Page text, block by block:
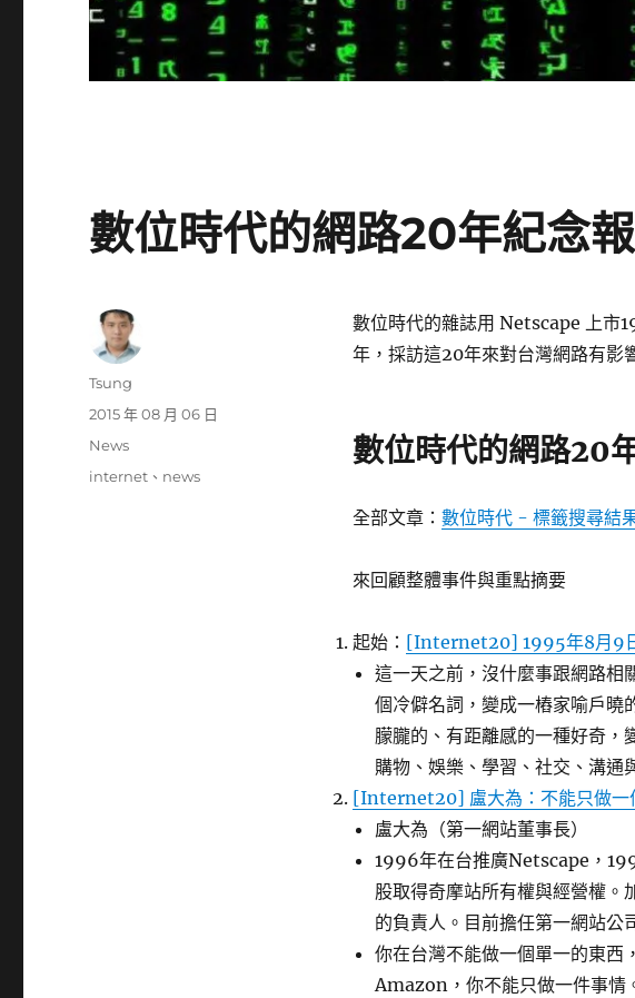
數位時代的網路20年紀念
數位時代的雜誌用 Netscape 上市
年，採訪這20年來對台灣網路有影
數位時代的網路20
全部文章： 數位時代 - 標籤搜尋結
來回顧整體事件與重點摘要
起始： [Internet20] 1995年8月9
這一天之前，沒什麼事跟網路相
個冷僻名詞，變成一樁家喻戶曉
朦朧的、有距離感的一種好奇，
購物、娛樂、學習、社交、溝通
[Internet20] 盧大為：不能只做一
盧大為（第一網站董事長）
1996年在台推廣Netscape，
股取得奇摩站所有權與經營權。
的負責人。目前擔任第一網站公
你在台灣不能做一個單一的東西
Amazon，你不能只做一件事情
作
Tsung
發
期:
2015 年 08 月 06 日
分
類
News
標
internet 、 news